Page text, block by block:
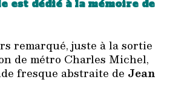
est dédié à la mémoire de
remarqué, juste à la sortie
de métro Charles Michel,
fresque abstraite de Jean